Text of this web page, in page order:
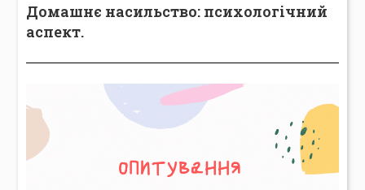
Домашнє насильство: психологічний
аспект.